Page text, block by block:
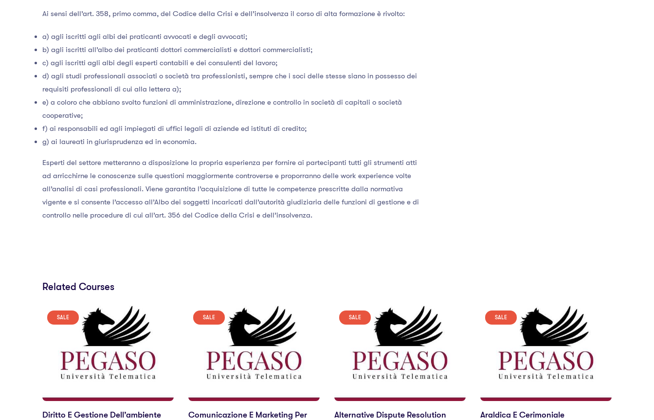
Ai sensi dell’art. 358, primo comma, del Codice della Crisi e dell’insolvenza il corso di alta formazione è rivolto:
a) agli iscritti agli albi dei praticanti avvocati e degli avvocati;
b) agli iscritti all’albo dei praticanti dottori commercialisti e dottori commercialisti;
c) agli iscritti agli albi degli esperti contabili e dei consulenti del lavoro;
d) agli studi professionali associati o società tra professionisti, sempre che i soci delle stesse siano in possesso dei
requisiti professionali di cui alla lettera a);
e) a coloro che abbiano svolto funzioni di amministrazione, direzione e controllo in società di capitali o società
cooperative;
f) ai responsabili ed agli impiegati di uffici legali di aziende ed istituti di credito;
g) ai laureati in giurisprudenza ed in economia.
Esperti del settore metteranno a disposizione la propria esperienza per fornire ai partecipanti tutti gli strumenti atti
ad arricchirne le conoscenze sulle questioni maggiormente controverse e proporranno delle work experience volte
all’analisi di casi professionali. Viene garantita l’acquisizione di tutte le competenze prescritte dalla normativa
vigente e si consente l’accesso all’Albo dei soggetti incaricati dall’autorità giudiziaria delle funzioni di gestione e di
controllo nelle procedure di cui all’art. 356 del Codice della Crisi e dell’insolvenza.
Related Courses
SALE
Diritto E Gestione Dell’ambiente
SALE
Comunicazione E Marketing Per
SALE
Alternative Dispute Resolution
SALE
Araldica E Cerimoniale